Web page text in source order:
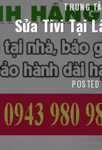
TRUNG
Sửa Tivi Tại
POSTED